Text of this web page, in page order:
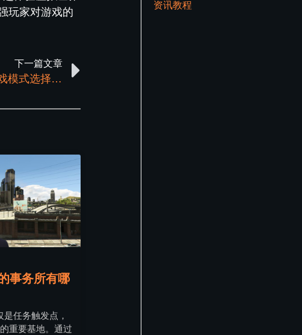
玩家对游戏的
下一篇文章
GTA5：探索线上模式的独特魅力与游戏模式选择指南
事务所有哪
任务触发点，
重要基地。通过
资讯教程